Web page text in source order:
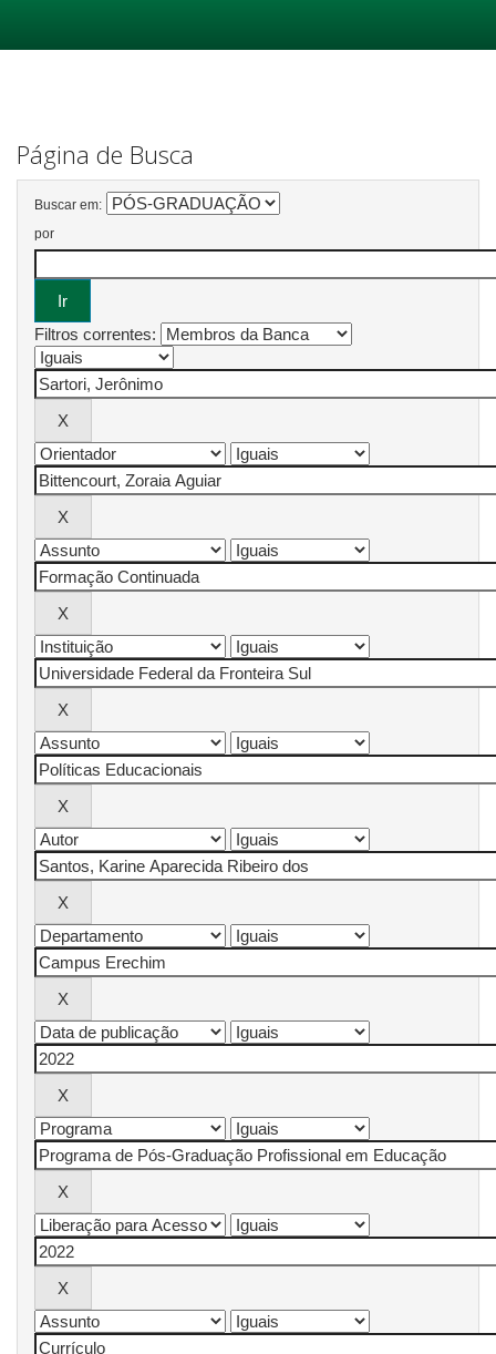
Página de Busca
Buscar em:
por
Filtros correntes: